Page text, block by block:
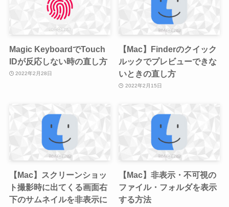
Magic KeyboardでTouch
IDが反応しない時の直し方
2022年2月28日
【Mac】Finderのクイック
ルックでプレビューできな
いときの直し方
2022年2月15日
【Mac】スクリーンショッ
ト撮影時に出てくる画面右
下のサムネイルを非表示に
【Mac】非表示・不可視の
ファイル・フォルダを表示
する方法